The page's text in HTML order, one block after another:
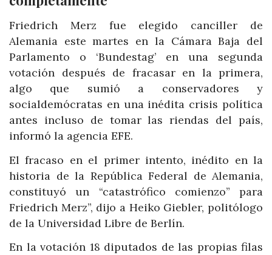
Friedrich Merz fue elegido canciller de
Alemania este martes en la Cámara Baja del
Parlamento o ‘Bundestag’ en una segunda
votación después de fracasar en la primera,
algo que sumió a conservadores y
socialdemócratas en una inédita crisis política
antes incluso de tomar las riendas del país,
informó la agencia EFE.
El fracaso en el primer intento, inédito en la
historia de la República Federal de Alemania,
constituyó un “catastrófico comienzo” para
Friedrich Merz”, dijo a Heiko Giebler, politólogo
de la Universidad Libre de Berlín.
En la votación 18 diputados de las propias filas